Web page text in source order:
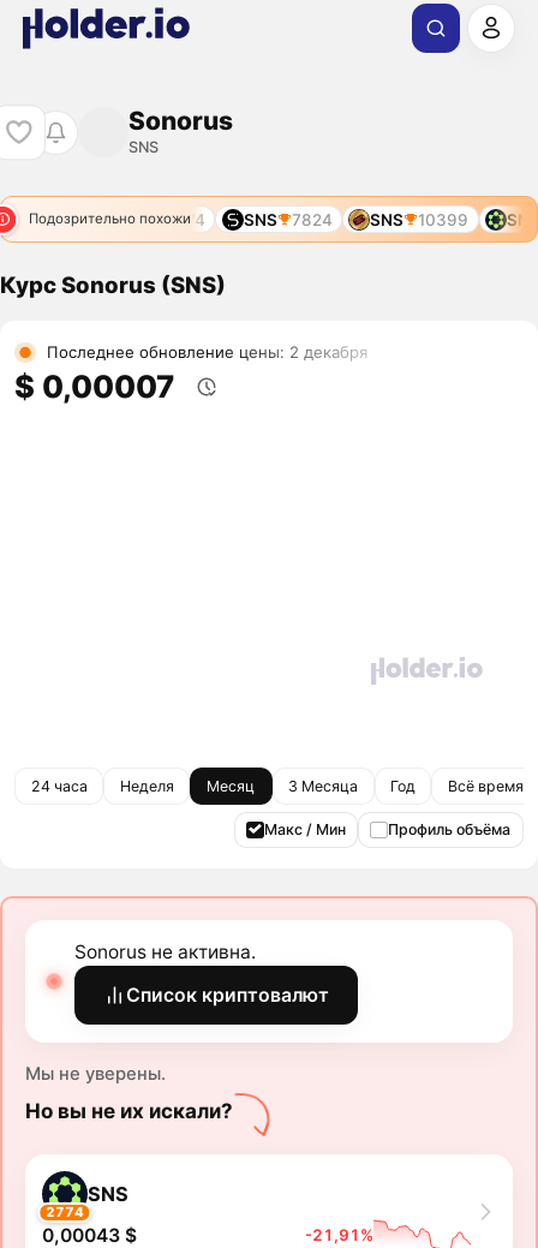
Sonorus
SNS
Подозрительно похожи
SNS 2774 SNS 7824 SNS 10399 SNS
Курс Sonorus (SNS)
Последнее обновление цены: 2 декабря
$ 0,00007
24 часа Неделя Месяц 3 Месяца Год Всё время
Макс / Мин Профиль объёма
Sonorus не активна.
Список криптовалют
Мы не уверены.
Но вы не их искали?
2774
SNS
0,00043 $ -21,91%